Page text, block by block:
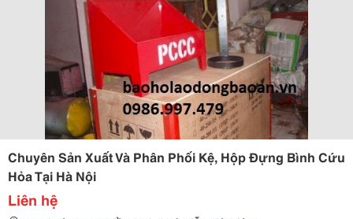
Chuyên Sản Xuất Và Phân Phối Kệ, Hộp Đựng Bình Cứu
Hỏa Tại Hà Nội
Liên hệ